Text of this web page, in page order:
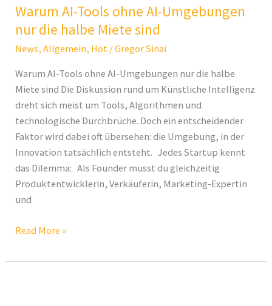
Warum AI-Tools ohne AI-Umgebungen
nur die halbe Miete sind
News,Allgemein, Hot /Gregor Sinai
Warum AI-Tools ohne AI-Umgebungen nur die halbe
Miete sind Die Diskussion rund um Künstliche Intelligenz
dreht sich meist um Tools, Algorithmen und
technologische Durchbrüche. Doch ein entscheidender
Faktor wird dabei oft übersehen: die Umgebung, in der
Innovation tatsächlich entsteht. Jedes Startup kennt
das Dilemma: Als Founder musst du gleichzeitig
Produktentwicklerin, Verkäuferin, Marketing-Expertin
und
Tools
ohne
Umgebungen
nur
die
halbe
Miete
sind
Read More »